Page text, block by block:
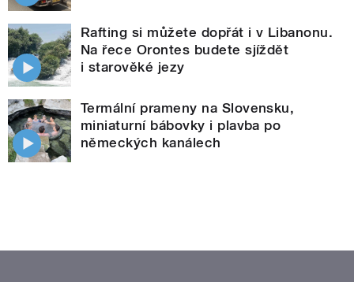
Rafting si můžete dopřát i v Libanonu.
Na řece Orontes budete sjíždět
i starověké jezy
Termální prameny na Slovensku,
miniaturní bábovky i plavba po
německých kanálech